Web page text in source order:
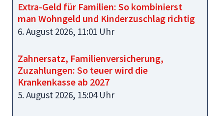
Extra-Geld für Familien: So kombinierst
man Wohngeld und Kinderzuschlag richtig
6. August 2026, 11:01 Uhr
Zahnersatz, Familienversicherung,
Zuzahlungen: So teuer wird die
Krankenkasse ab 2027
5. August 2026, 15:04 Uhr